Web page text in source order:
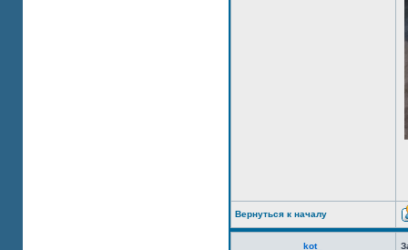
Вернуться к началу
kot_